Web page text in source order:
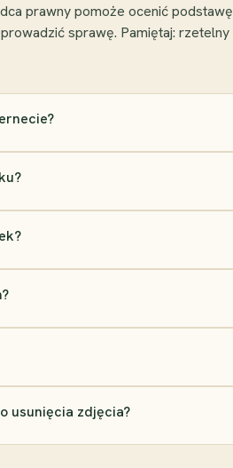
prawny pomoże ocenić
sprawę. Pamiętaj:
usunięcia zdjęcia?